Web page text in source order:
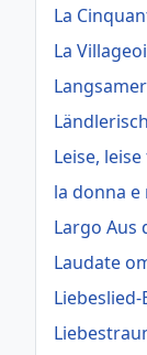
La
La
Leise,
la donna
Largo Aus
Laudate